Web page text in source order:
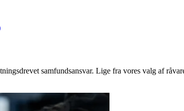
samfundsansvar. Lige fra vores valg af